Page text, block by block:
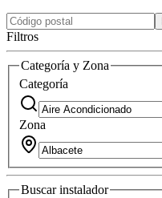
Filtros
Categoría y Zona
Categoría
Zona
Buscarinstalador